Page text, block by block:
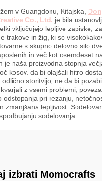
v Guangdonu, Kitajska,
Co., Ltd. je bila
vključujejo lepljive zapiske,
trakove in žig, ki so
s skupno delovno silo
in več kot osemdeset
je naša proizvodna stopnja
kosov, da bi olajšali hitro
odlično storitvijo, ne da bi
z vsemi problemi,
odstopanja pri rezanju,
zmanjšana lepljivost.
spodbujanju sodelovanja.
izbrati Momocrafts